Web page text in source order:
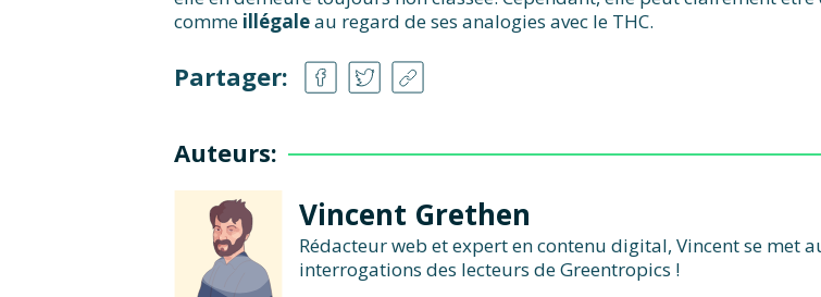
comme illégaleau regard de ses analogies avec le THC.
Partager:
Auteurs:
Vincent Grethen
Rédacteur web et expert en contenu digital, Vincent se met
interrogations des lecteurs de Greentropics !